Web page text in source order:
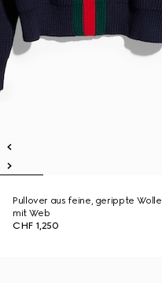
Pullover aus feine, gerippte Wolle
mit Web
CHF 1,250